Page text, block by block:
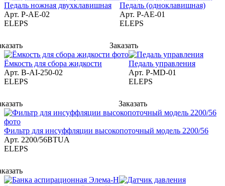
Педаль ножная двухклавишная
Арт. P-AE-02
ELEPS
Педаль (одноклавишная)
Арт. P-AE-01
ELEPS
Заказать
Ёмкость для сбора жидкости
Арт. B-AI-250-02
ELEPS
Педаль управления
Арт. P-MD-01
ELEPS
Заказать
Фильтр для инсуффляции высокопоточный модель 2200/56
Арт. 2200/56BTUA
ELEPS